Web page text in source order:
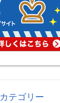
カテゴリー